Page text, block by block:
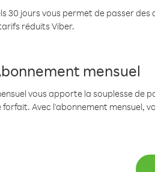
30 jours vous permet de passer
réduits Viber.
mensuel
vous apporte la souplesse de
Avec l'abonnement mensuel,